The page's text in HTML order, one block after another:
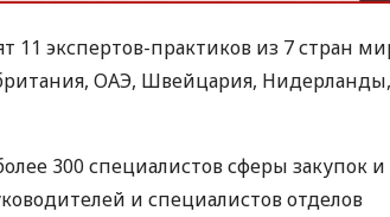
11 экспертов-практиков из 7 стран
ОАЭ, Швейцария, Нидерланды,
300 специалистов сферы закупок и
и специалистов отделов